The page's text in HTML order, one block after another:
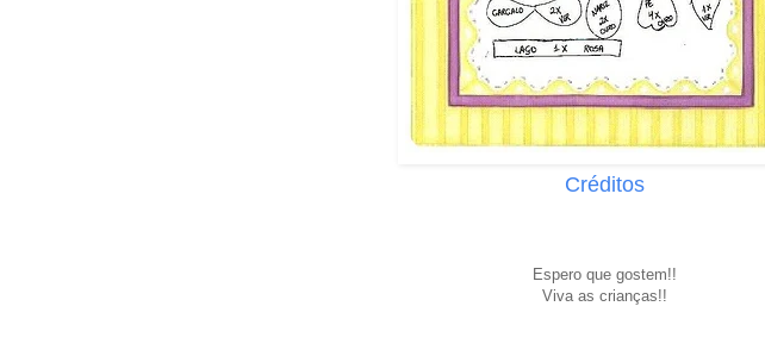
Créditos
Espero que gostem!!
Viva as crianças!!